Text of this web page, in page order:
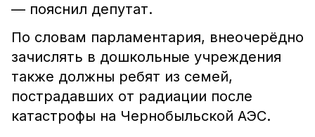
— пояснил депутат.
По словам парламентария, внеочерёдно
зачислять в дошкольные учреждения
также должны ребят из семей,
пострадавших от радиации после
катастрофы на Чернобыльской АЭС.